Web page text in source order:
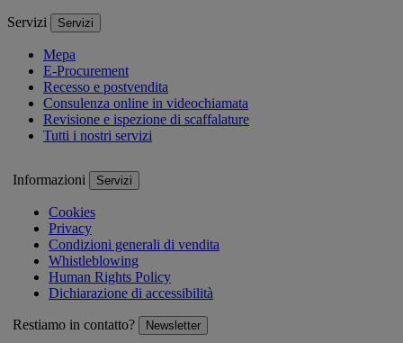
Servizi Servizi
Mepa
E-Procurement
Recesso e postvendita
Consulenza online in videochiamata
Revisione e ispezione di scaffalature
Tutti i nostri servizi
Informazioni Servizi
Cookies
Privacy
Condizioni generali di vendita
Whistleblowing
Human Rights Policy
Dichiarazione di accessibilità
Restiamo in contatto? Newsletter